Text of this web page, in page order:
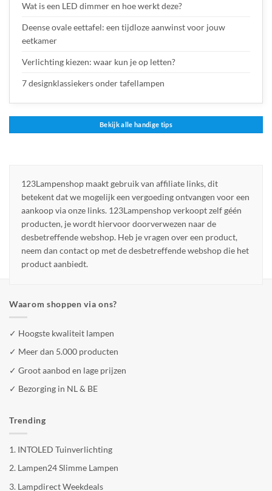
Wat is een LED dimmer en hoe werkt deze?
Deense ovale eettafel: een tijdloze aanwinst voor jouw
eetkamer
Verlichting kiezen: waar kun je op letten?
7 designklassiekers onder tafellampen
Bekijk alle handige tips
123Lampenshop maakt gebruik van affiliate links, dit
betekent dat we mogelijk een vergoeding ontvangen voor een
aankoop via onze links. 123Lampenshop verkoopt zelf géén
producten, je wordt hiervoor doorverwezen naar de
desbetreffende webshop. Heb je vragen over een product,
neem dan contact op met de desbetreffende webshop die het
product aanbiedt.
Waarom shoppen via ons?
✓ Hoogste kwaliteit lampen
✓ Meer dan 5.000 producten
✓ Groot aanbod en lage prijzen
✓ Bezorging in NL & BE
Trending
1. INTOLED Tuinverlichting
2. Lampen24 Slimme Lampen
3. Lampdirect Weekdeals